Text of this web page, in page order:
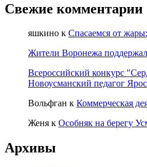
Свежие комментарии
яшкино к Спасаемся от
Жители Воронежа
Всероссийский конкурс
Новоусманский педагог
Вольфган к Коммерческая
Женя к Особняк на берегу
Архивы